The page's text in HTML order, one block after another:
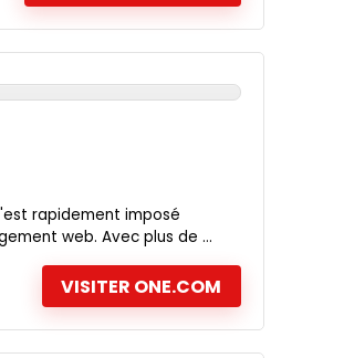
rapidement imposé
web. Avec plus de ...
VISITER ONE.COM